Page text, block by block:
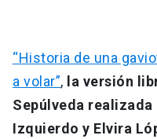
“Historia de una
a volar”, la versión
Sepúlveda
Izquierdo y Elvira